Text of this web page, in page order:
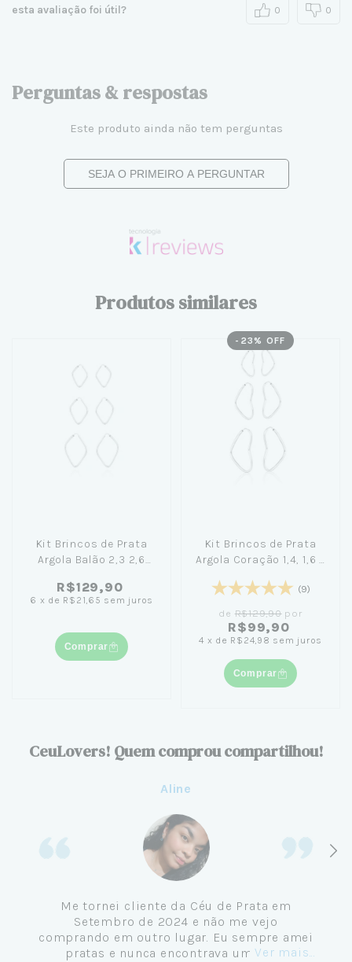
esta avaliação foi útil? 0 0
Perguntas & respostas
Este produto ainda não tem perguntas
SEJA O PRIMEIRO A PERGUNTAR
Produtos similares
Kit Brincos de Prata
Argola Balão 2,3 2,6
R$129,90
6 x de R$21,65 sem juros
Comprar
- 23 % OFF
Kit Brincos de Prata
Argola Coração 1,4, 1,6 e
(9)
de R$129,90por
R$99,90
4 x de R$24,98 sem juros
Comprar
CeuLovers! Quem comprou compartilhou!
Aline
Me tornei cliente da Céu de Prata em
Setembro de 2024 e não me vejo
comprando em outro lugar. Eu sempre amei
pratas e nunca encontrava uma loja
Ver mais...